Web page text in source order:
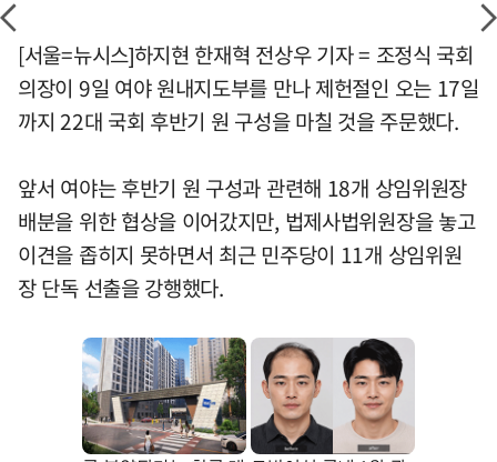
[서울=뉴시스]하지현 한재혁 전상우 기자 = 조정식 국회
의장이 9일 여야 원내지도부를 만나 제헌절인 오는 17일
까지 22대 국회 후반기 원 구성을 마칠 것을 주문했다.
앞서 여야는 후반기 원 구성과 관련해 18개 상임위원장
배분을 위한 협상을 이어갔지만, 법제사법위원장을 놓고
이견을 좁히지 못하면서 최근 민주당이 11개 상임위원
장 단독 선출을 강행했다.